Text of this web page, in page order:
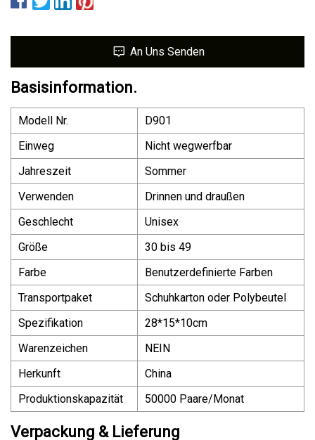
An Uns Senden
Basisinformation.
Modell Nr.
D901
Einweg
Nicht wegwerfbar
Jahreszeit
Sommer
Verwenden
Drinnen und draußen
Geschlecht
Unisex
Größe
30 bis 49
Farbe
Benutzerdefinierte Farben
Transportpaket
Schuhkarton oder Polybeutel
Spezifikation
28*15*10cm
Warenzeichen
NEIN
Herkunft
China
Produktionskapazität
50000 Paare/Monat
Verpackung & Lieferung